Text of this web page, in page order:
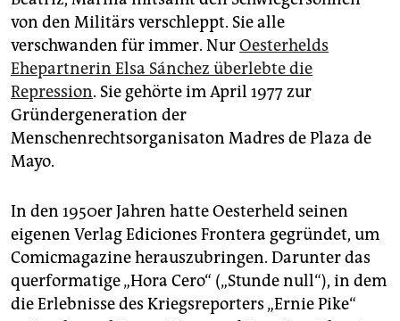
von den Militärs verschleppt. Sie alle
verschwanden für immer. NurOesterhelds
Ehepartnerin Elsa Sánchez überlebte die
Repression. Sie gehörte im April 1977 zur
Gründergeneration der
Menschenrechtsorganisaton Madres de Plaza de
Mayo.
In den 1950er Jahren hatte Oesterheld seinen
eigenen Verlag Ediciones Frontera gegründet, um
Comicmagazine herauszubringen. Darunter das
querformatige „Hora Cero“ („Stunde null“), in dem
die Erlebnisse des Kriegsreporters „Ernie Pike“